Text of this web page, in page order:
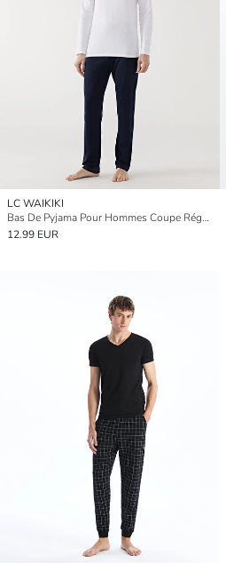
LC WAIKIKI
Bas De Pyjama Pour Hommes Coupe Régulière
12.99 EUR